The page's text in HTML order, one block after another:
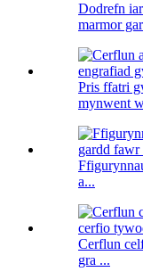
Dodrefn
marmor
Pris ffatri
mynwent
a...
Cerflun
gra ...